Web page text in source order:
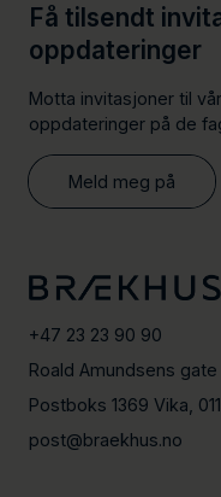
Få tilsendt
oppdateringer
Motta invitasjoner til
oppdateringer på de
Meld meg på
+47 23 23 90 90
Roald Amundsens gate
Postboks 1369 Vika,
post@braekhus.no